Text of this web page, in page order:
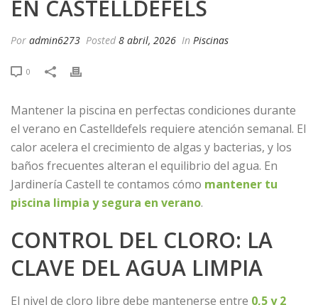
EN CASTELLDEFELS
Por admin6273 Posted 8 abril, 2026 In Piscinas
0
Mantener la piscina en perfectas condiciones durante
el verano en Castelldefels requiere atención semanal. El
calor acelera el crecimiento de algas y bacterias, y los
baños frecuentes alteran el equilibrio del agua. En
Jardinería Castell te contamos cómo mantener tu
piscina limpia y segura en verano.
CONTROL DEL CLORO: LA
CLAVE DEL AGUA LIMPIA
El nivel de cloro libre debe mantenerse entre 0,5 y 2